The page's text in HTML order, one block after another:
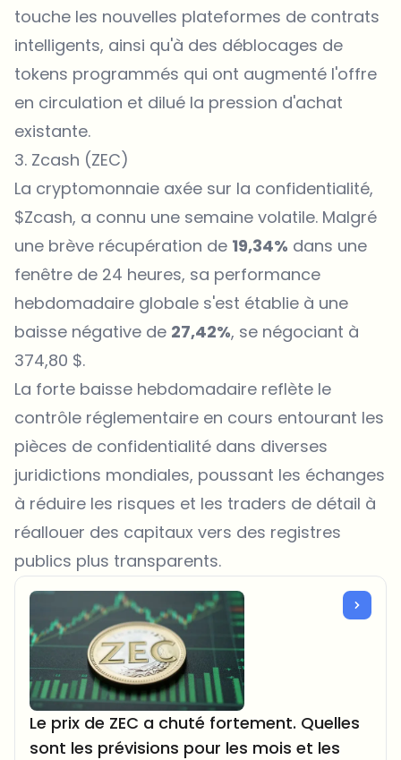
touche les nouvelles plateformes de contrats
intelligents, ainsi qu'à des déblocages de
tokens programmés qui ont augmenté l'offre
en circulation et dilué la pression d'achat
existante.
3. Zcash (ZEC)
La cryptomonnaie axée sur la confidentialité,
$Zcash, a connu une semaine volatile. Malgré
une brève récupération de 19,34% dans une
fenêtre de 24 heures, sa performance
hebdomadaire globale s'est établie à une
baisse négative de 27,42%, se négociant à
374,80 $.
La forte baisse hebdomadaire reflète le
contrôle réglementaire en cours entourant les
pièces de confidentialité dans diverses
juridictions mondiales, poussant les échanges
à réduire les risques et les traders de détail à
réallouer des capitaux vers des registres
publics plus transparents.
Le prix de ZEC a chuté fortement. Quelles
sont les prévisions pour les mois et les